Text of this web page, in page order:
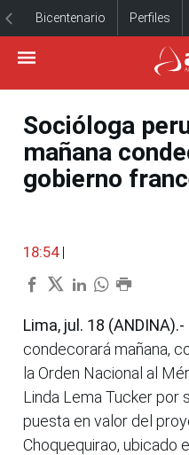
Bicentenario Perfiles
Socióloga
mañana
gobierno
18:54 |
Lima, jul. 18 (ANDINA).-
condecorará mañana,
la Orden Nacional al
Linda Lema Tucker por
puesta en valor del
Choquequirao, ubicado